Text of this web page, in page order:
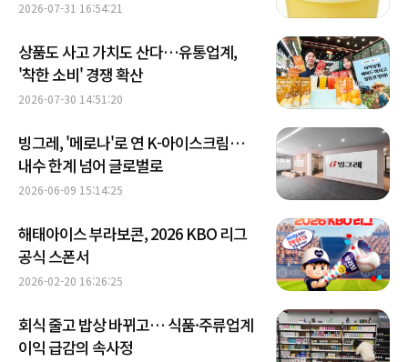
2026-07-31 16:54:21
상품도 사고 가치도 산다…유통업계,
'착한 소비' 경쟁 확산
2026-07-30 14:51:20
빙그레, '메로나'로 연 K-아이스크림…
내수 한계 넘어 글로벌로
2026-06-09 15:14:25
해태아이스 부라보콘, 2026 KBO 리그
공식 스폰서
2026-02-20 16:26:25
회식 줄고 밥상 바뀌고… 식품·주류업계
이익 급감의 속사정